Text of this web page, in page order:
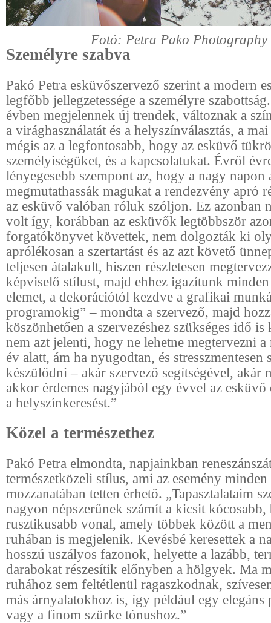
Fotó: Petra Pako Photography
Személyre szabva
Pakó Petra esküvőszervező szerint a modern
legfőbb jellegzetessége a személyre
évben megjelennek új trendek, változnak a
a virághasználatát és a helyszínválasztás, a
mégis az a legfontosabb, hogy az esküvő
személyiségüket, és a kapcsolatukat. Évről
lényegesebb szempont az, hogy a nagy napon
megmutathassák magukat a rendezvény apró
az esküvő valóban róluk szóljon. Ez azonban
volt így, korábban az esküvők legtöbbször
forgatókönyvet követtek, nem dolgozták ki
aprólékosan a szertartást és az azt követő
teljesen átalakult, hiszen részletesen
képviselő stílust, majd ehhez igazítunk
elemet, a dekorációtól kezdve a grafikai
programokig” – mondta a szervező, majd
köszönhetően a szervezéshez szükséges idő
nem azt jelenti, hogy ne lehetne megtervezni
év alatt, ám ha nyugodtan, és stresszmentesen
készülődni – akár szervező segítségével, akár
akkor érdemes nagyjából egy évvel az esküvő
a helyszínkeresést.”
Közel a természethez
Pakó Petra elmondta, napjainkban
természetközeli stílus, ami az esemény
mozzanatában tetten érhető. „Tapasztalataim
nagyon népszerűnek számít a kicsit kócosabb,
rusztikusabb vonal, amely többek között a
ruhában is megjelenik. Kevésbé keresettek a
hosszú uszályos fazonok, helyette a lazább,
darabokat részesítik előnyben a hölgyek. Ma
ruhához sem feltétlenül ragaszkodnak,
más árnyalatokhoz is, így például egy elegáns
vagy a finom szürke tónushoz.”